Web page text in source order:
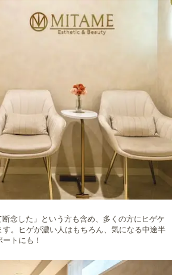
念した」という方も含め、多くの方にヒゲケ
。ヒゲが濃い人はもちろん、気になる中途半
トにも！